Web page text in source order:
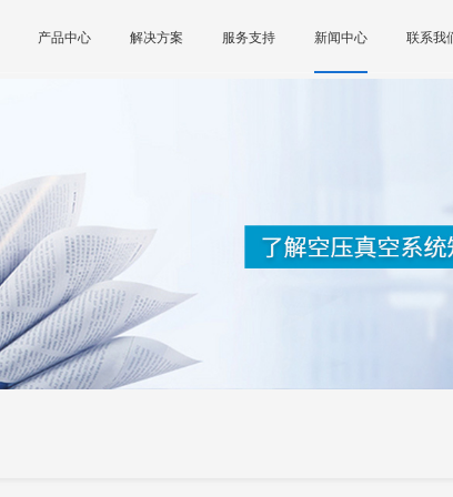
产品中心 解决方案 服务支持 新闻中心 联系我